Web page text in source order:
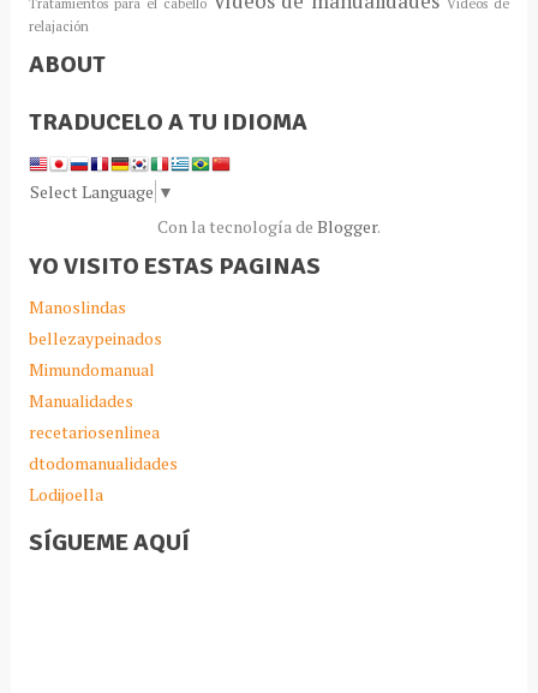
relajación
ABOUT
TRADUCELO A TU IDIOMA
Select Language ▼
Con la tecnología de Blogger.
YO VISITO ESTAS PAGINAS
Manoslindas
bellezaypeinados
Mimundomanual
Manualidades
recetariosenlinea
dtodomanualidades
Lodijoella
SÍGUEME AQUÍ